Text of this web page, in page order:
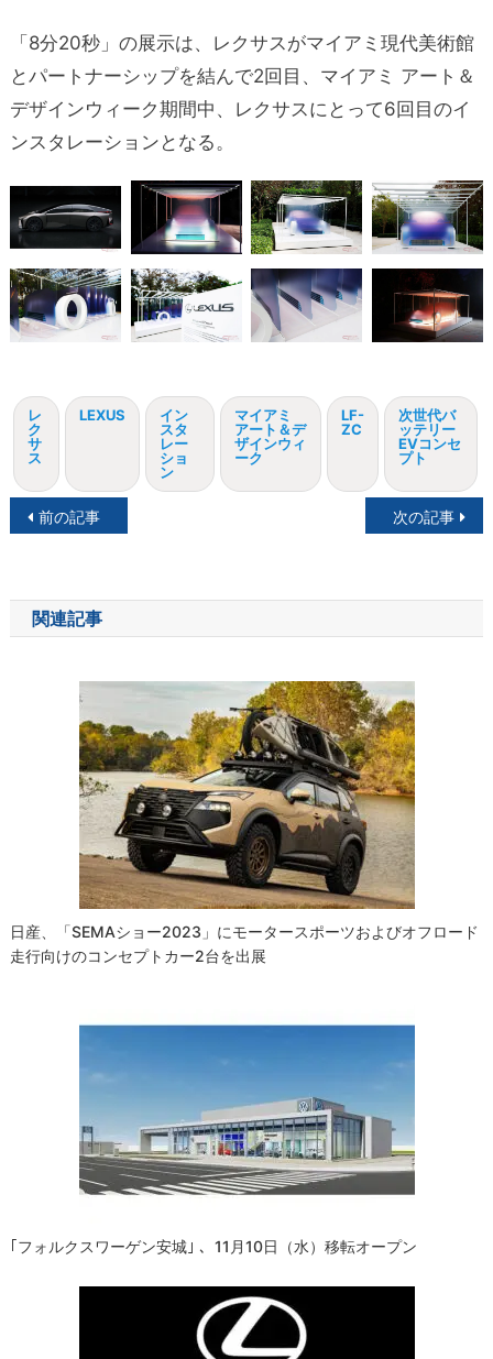
「8分20秒」の展示は、レクサスがマイアミ現代美術館
とパートナーシップを結んで2回目、マイアミ アート＆
デザインウィーク期間中、レクサスにとって6回目のイ
ンスタレーションとなる。
レ
ク
サ
ス
LEXUS
イン
スタ
レー
ショ
ン
マイアミ
アート＆デ
ザインウィ
ーク
LF-
ZC
次世代バ
ッテリー
EVコンセ
プト
投
ナ
ビ
前の記事 次の記事
関連記事
日産、「SEMAショー2023」にモータースポーツおよびオフロード
走行向けのコンセプトカー2台を出展
｢フォルクスワーゲン安城｣ 、11月10日（水）移転オープン